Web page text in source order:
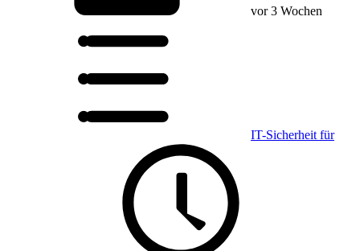
vor 3 Wochen
IT-Sicherheit für